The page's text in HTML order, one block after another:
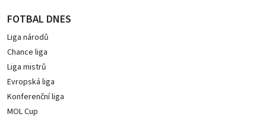
FOTBAL DNES
Liga národů
Chance liga
Liga mistrů
Evropská liga
Konferenční liga
MOL Cup